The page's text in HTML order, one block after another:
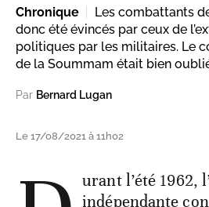
Chronique
Les combattants
donc été évincés par ceux de
politiques par les militaires. Le
de la Soummam était bien
Par Bernard Lugan
Le 17/08/2021 à 11h02
urant l’été 1962,
indépendante